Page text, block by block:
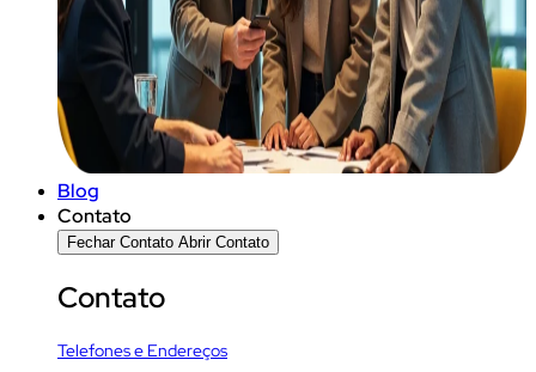
Blog
Contato
Fechar Contato Abrir Contato
Contato
Telefones e Endereços